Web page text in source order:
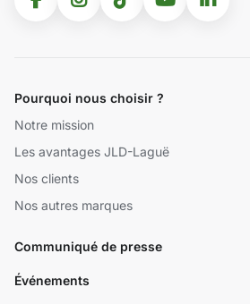
Pourquoi nous choisir ?
Notre mission
Les avantages JLD-Laguë
Nos clients
Nos autres marques
Communiqué de presse
Événements